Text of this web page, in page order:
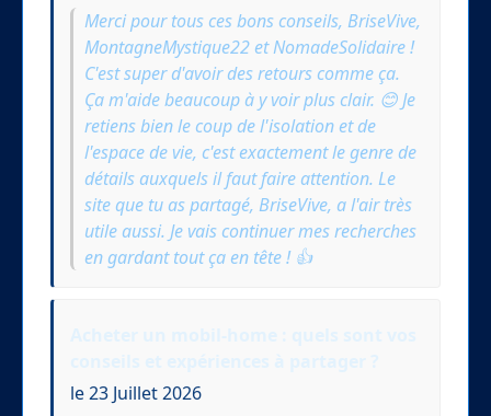
Merci pour tous ces bons conseils, BriseVive,
MontagneMystique22 et NomadeSolidaire !
C'est super d'avoir des retours comme ça.
Ça m'aide beaucoup à y voir plus clair. 😊 Je
retiens bien le coup de l'isolation et de
l'espace de vie, c'est exactement le genre de
détails auxquels il faut faire attention. Le
site que tu as partagé, BriseVive, a l'air très
utile aussi. Je vais continuer mes recherches
en gardant tout ça en tête ! 👍
le 23 Juillet 2026